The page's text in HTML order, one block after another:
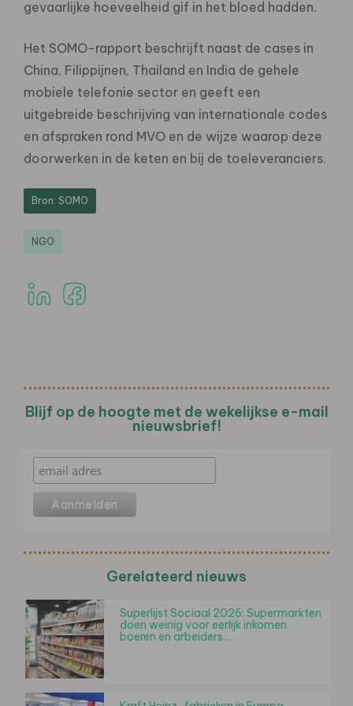
gevaarlijke hoeveelheid gif in het bloed hadden.
Het SOMO-rapport beschrijft naast de cases in
China, Filippijnen, Thailand en India de gehele
mobiele telefonie sector en geeft een
uitgebreide beschrijving van internationale codes
en afspraken rond MVO en de wijze waarop deze
doorwerken in de keten en bij de toeleveranciers.
Bron: SOMO
NGO
Blijf op de hoogte met de wekelijkse e-mail
nieuwsbrief!
Gerelateerd nieuws
Superlijst Sociaal 2026: Supermarkten
doen weinig voor eerlijk inkomen
boeren en arbeiders…